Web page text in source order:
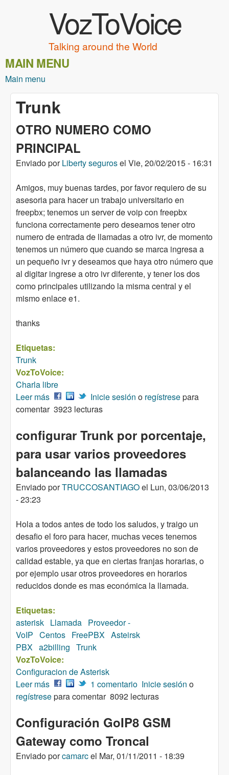
VozToVoice
Talking around the World
MAIN MENU
Main menu
Trunk
OTRO NUMERO COMO
PRINCIPAL
Enviado porLiberty segurosel Vie, 20/02/2015 - 16:31
Amigos, muy buenas tardes, por favor requiero de su
asesoria para hacer un trabajo universitario en
freepbx; tenemos un server de voip con freepbx
funciona correctamente pero deseamos tener otro
numero de entrada de llamadas a otro ivr, de momento
tenemos un número que cuando se marca ingresa a
un pequeño ivr y deseamos que haya otro número que
al digitar ingrese a otro ivr diferente, y tener los dos
como principales utilizando la misma central y el
mismo enlace e1.
thanks
Etiquetas:
Trunk
VozToVoice:
Charla libre
Leer más sobre OTRO NUMERO COMO PRINCIPAL
Inicie sesión o regístresepara
comentar 3923 lecturas
configurar Trunk por porcentaje,
para usar varios proveedores
balanceando las llamadas
Enviado porTRUCCOSANTIAGOel Lun, 03/06/2013
- 23:23
Hola a todos antes de todo los saludos, y traigo un
desafio el foro para hacer, muchas veces tenemos
varios proveedores y estos proveedores no son de
calidad estable, ya que en ciertas franjas horarias, o
por ejemplo usar otros proveedores en horarios
reducidos donde es mas económica la llamada.
Etiquetas:
asterisk Llamada Proveedor -
VoIP Centos FreePBX Asteirsk
PBX a2billing Trunk
VozToVoice:
Configuracion de Asterisk
Leer más sobre configurar Trunk por porcentaje, para usar
varios proveedores balanceando las llamadas
1 comentario Inicie sesión o
regístresepara comentar 8092 lecturas
Configuración GoIP8 GSM
Gateway como Troncal
Enviado porcamarcel Mar, 01/11/2011 - 18:39